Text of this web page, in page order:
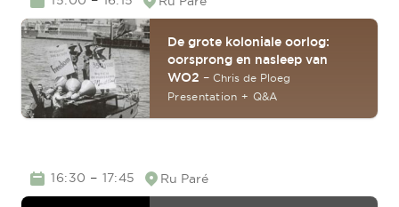
Location
De grote koloniale oorlog:
oorsprong en nasleep van
WO2 – Chris de Ploeg
Presentation + Q&A
TIME16:30 – 17:45 Location
Ru Paré